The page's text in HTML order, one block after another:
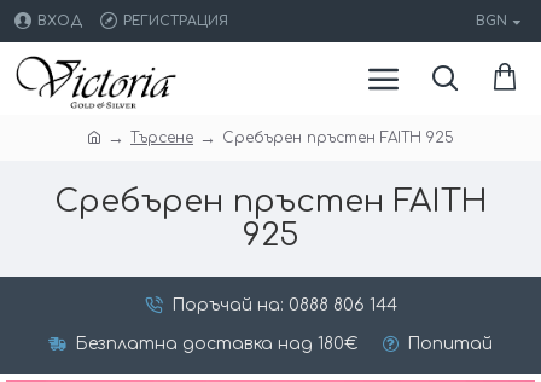
ВХОД РЕГИСТРАЦИЯ BGN
Търсене Сребърен пръстен FAITH 925
Сребърен пръстен FAITH
925
Поръчай на: 0888 806 144
Безплатна доставка над 180€ Попитай